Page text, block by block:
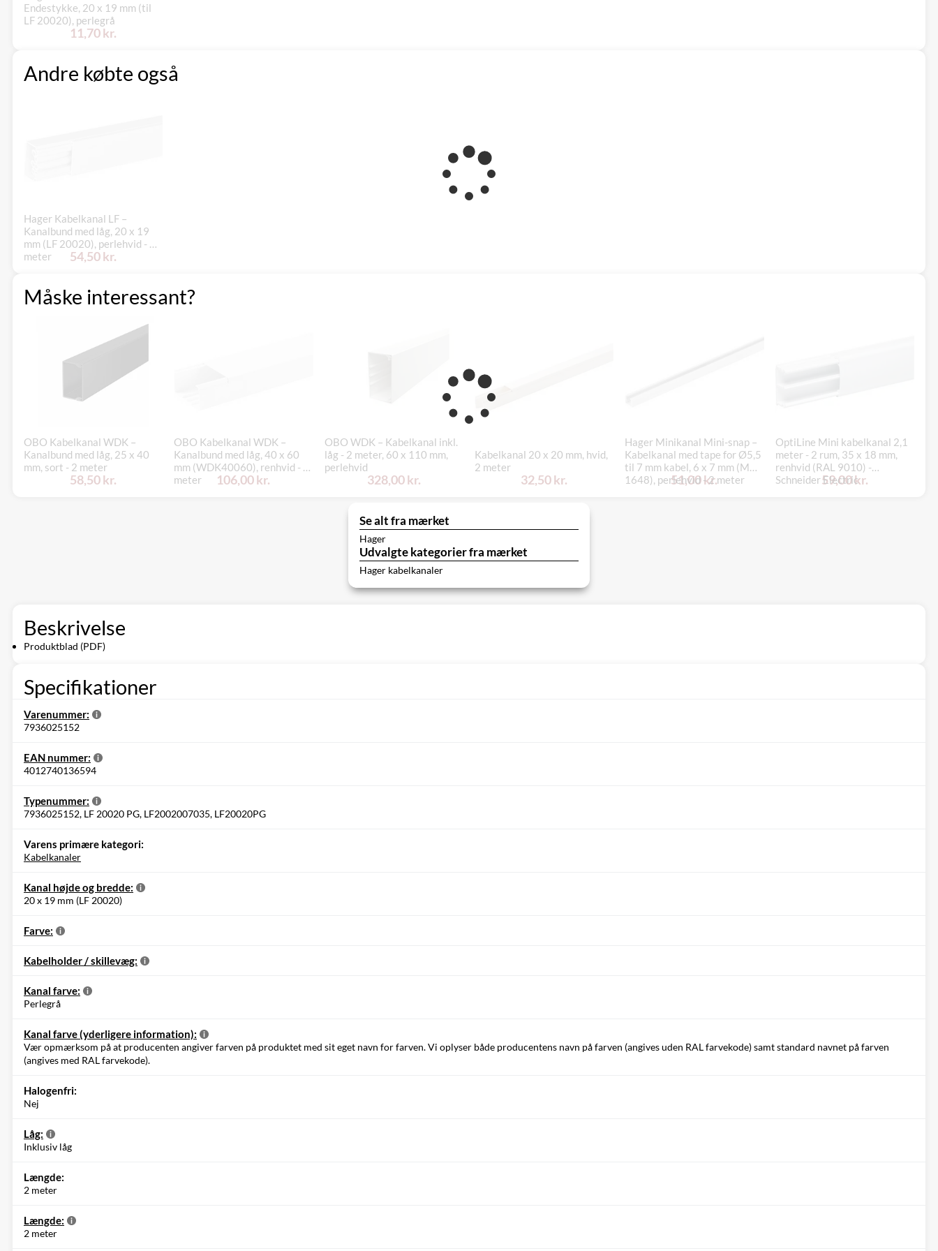
Endestykke, 20 x 19 mm (til
LF 20020), perlegrå
11,70 kr.
Andre købte også
Hager Kabelkanal LF –
Kanalbund med låg, 20 x 19
mm (LF 20020), perlehvid - 2
meter
54,50 kr.
Måske interessant?
OBO Kabelkanal WDK –
Kanalbund med låg, 25 x 40
mm, sort - 2 meter
58,50 kr.
OBO Kabelkanal WDK –
Kanalbund med låg, 40 x 60
mm (WDK40060), renhvid - 2
meter
106,00 kr.
OBO WDK – Kabelkanal inkl.
låg - 2 meter, 60 x 110 mm,
perlehvid
328,00 kr.
Kabelkanal 20 x 20 mm, hvid,
2 meter
32,50 kr.
Hager Minikanal Mini-snap –
Kabelkanal med tape for Ø5,5
til 7 mm kabel, 6 x 7 mm (M
1648), perlehvid - 2 meter
51,00 kr.
OptiLine Mini kabelkanal 2,1
meter - 2 rum, 35 x 18 mm,
renhvid (RAL 9010) -
Schneider Electric
59,00 kr.
Se alt fra mærket
Hager
Udvalgte kategorier fra mærket
Hager kabelkanaler
Beskrivelse
Produktblad (PDF)
Specifikationer
Varenummer:
7936025152
EAN nummer:
4012740136594
Typenummer:
7936025152, LF 20020 PG, LF2002007035, LF20020PG
Varens primære kategori:
Kabelkanaler
Kanal højde og bredde:
20 x 19 mm (LF 20020)
Farve:
Kabelholder / skillevæg:
Kanal farve:
Perlegrå
Kanal farve (yderligere information):
Vær opmærksom på at producenten angiver farven på produktet med sit eget navn for farven. Vi oplyser både producentens navn på farven (angives uden RAL farvekode) samt standard navnet på farven
(angives med RAL farvekode).
Halogenfri:
Nej
Låg:
Inklusiv låg
Længde:
2 meter
Længde:
2 meter